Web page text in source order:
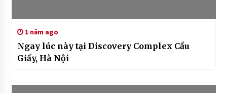
1 năm ago
Ngay lúc này tại Discovery Complex Cầu
Giấy, Hà Nội